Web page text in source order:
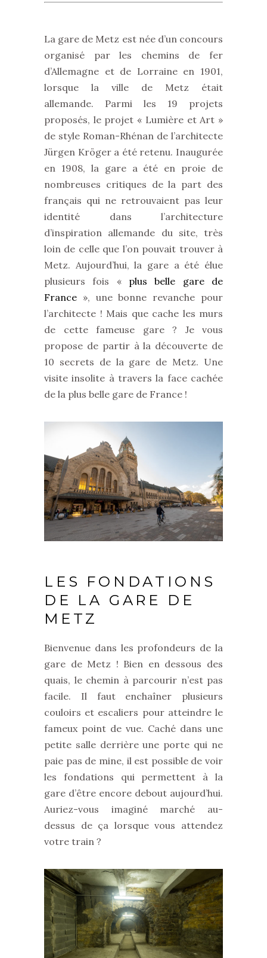
La gare de Metz est née d’un concours
organisé par les chemins de fer
d’Allemagne et de Lorraine en 1901,
lorsque la ville de Metz était
allemande. Parmi les 19 projets
proposés, le projet « Lumière et Art »
de style Roman-Rhénan de l’architecte
Jürgen Kröger a été retenu. Inaugurée
en 1908, la gare a été en proie de
nombreuses critiques de la part des
français qui ne retrouvaient pas leur
identité dans l’architecture
d’inspiration allemande du site, très
loin de celle que l’on pouvait trouver à
Metz. Aujourd’hui, la gare a été élue
plusieurs fois « plus belle gare de
France », une bonne revanche pour
l’architecte ! Mais que cache les murs
de cette fameuse gare ? Je vous
propose de partir à la découverte de
10 secrets de la gare de Metz. Une
visite insolite à travers la face cachée
de la plus belle gare de France !
LES FONDATIONS
DE LA GARE DE
METZ
Bienvenue dans les profondeurs de la
gare de Metz ! Bien en dessous des
quais, le chemin à parcourir n’est pas
facile. Il faut enchaîner plusieurs
couloirs et escaliers pour atteindre le
fameux point de vue. Caché dans une
petite salle derrière une porte qui ne
paie pas de mine, il est possible de voir
les fondations qui permettent à la
gare d’être encore debout aujourd’hui.
Auriez-vous imaginé marché au-
dessus de ça lorsque vous attendez
votre train ?